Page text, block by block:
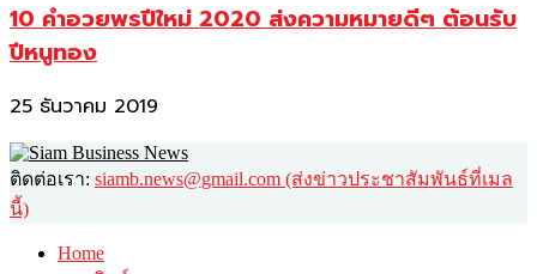
10 คำอวยพรปีใหม่ 2020 ส่งความหมายดีๆ ต้อนรับ
ปีหนูทอง
25 ธันวาคม 2019
ติดต่อเรา: siamb.news@gmail.com (ส่งข่าวประชาสัมพันธ์ที่เมล
นี้)
Home